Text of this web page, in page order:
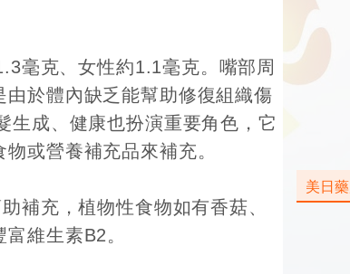
毫克、女性約1.1毫克。嘴部周
於體內缺乏能幫助修復組織傷
生成、健康也扮演重要角色，它
或營養補充品來補充。
補充，植物性食物如有香菇、
富維生素B2。
美日